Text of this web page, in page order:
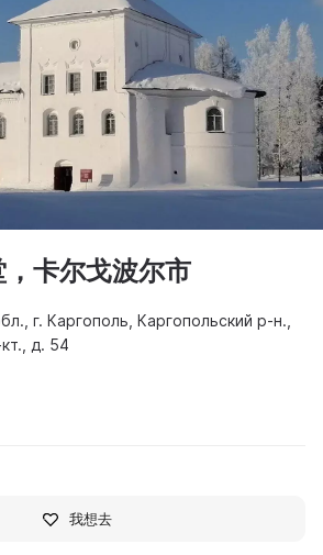
卡尔戈波尔市
г. Каргополь, Каргопольский р-н.,
д. 54
我想去